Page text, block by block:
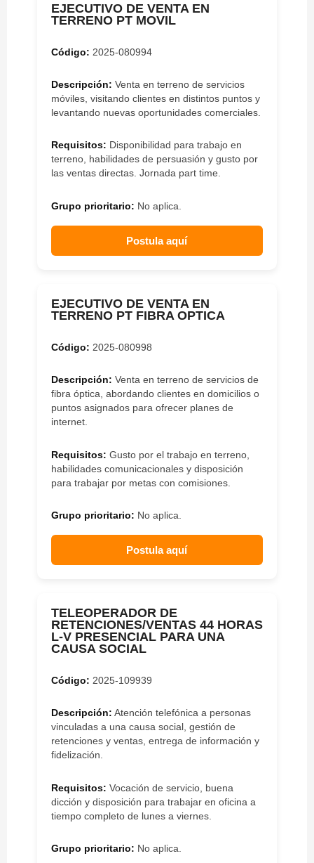
EJECUTIVO DE VENTA EN
TERRENO PT MOVIL
Código: 2025-080994
Descripción: Venta en terreno de servicios
móviles, visitando clientes en distintos puntos y
levantando nuevas oportunidades comerciales.
Requisitos: Disponibilidad para trabajo en
terreno, habilidades de persuasión y gusto por
las ventas directas. Jornada part time.
Grupo prioritario: No aplica.
Postula aquí
EJECUTIVO DE VENTA EN
TERRENO PT FIBRA OPTICA
Código: 2025-080998
Descripción: Venta en terreno de servicios de
fibra óptica, abordando clientes en domicilios o
puntos asignados para ofrecer planes de
internet.
Requisitos: Gusto por el trabajo en terreno,
habilidades comunicacionales y disposición
para trabajar por metas con comisiones.
Grupo prioritario: No aplica.
Postula aquí
TELEOPERADOR DE
RETENCIONES/VENTAS 44 HORAS
L-V PRESENCIAL PARA UNA
CAUSA SOCIAL
Código: 2025-109939
Descripción: Atención telefónica a personas
vinculadas a una causa social, gestión de
retenciones y ventas, entrega de información y
fidelización.
Requisitos: Vocación de servicio, buena
dicción y disposición para trabajar en oficina a
tiempo completo de lunes a viernes.
Grupo prioritario: No aplica.